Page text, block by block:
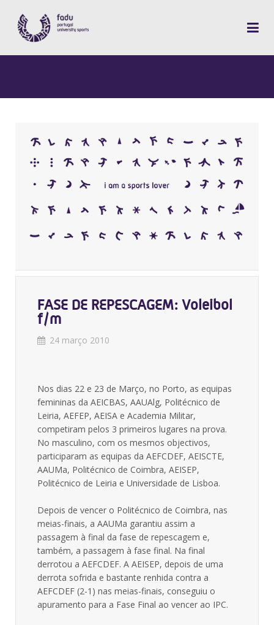
FASE DE REPESCAGEM: Voleibol
f/m
24 março 2010
Nos dias 22 e 23 de Março, no Porto, as equipas
femininas da AEICBAS, AAUAlg, Politécnico de
Leiria, AEFEP, AEISA e Academia Militar,
competiram pelos 3 primeiros lugares na prova.
No masculino, com os mesmos objectivos,
participaram as equipas da AEFCDEF, AEISCTE,
AAUMa, Politécnico de Coimbra, AEISEP,
Politécnico de Leiria e Universidade de Lisboa.
Depois de vencer o Politécnico de Coimbra, nas
meias-finais, a AAUMa garantiu assim a
passagem à final da fase de repescagem e,
também, a passagem à fase final. Na final
derrotou a AEFCDEF. A AEISEP, depois de uma
derrota sofrida e bastante renhida contra a
AEFCDEF (2-1) nas meias-finais, conseguiu o
apuramento para a Fase Final ao vencer ao IPC.